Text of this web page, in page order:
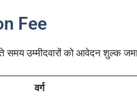
Fee
उम्मीदवारों को आवेदन शुल्क जमा
वर्ग